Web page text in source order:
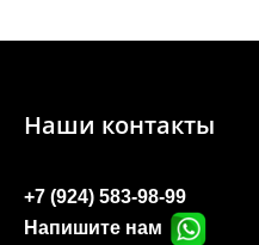
Наши контакты
+7 (924) 583-98-99
Напишите нам